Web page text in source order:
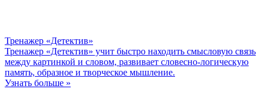
Тренажер «Детектив»
Тренажер «Детектив» учит быстро находить смысловую связь
между картинкой и словом, развивает словесно-логическую
память, образное и творческое мышление.
Узнать больше »